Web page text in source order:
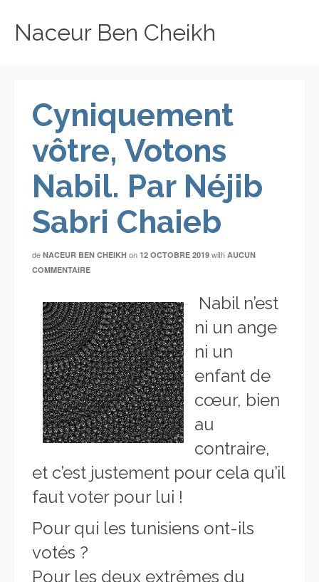
Naceur Ben Cheikh
Cyniquement
vôtre, Votons
Nabil. Par Néjib
Sabri Chaieb
de NACEUR BEN CHEIKH on 12 OCTOBRE 2019 with AUCUN
COMMENTAIRE
Nabil n’est
ni un ange
ni un
enfant de
cœur, bien
au
contraire,
et c’est justement pour cela qu’il
faut voter pour lui !
Pour qui les tunisiens ont-ils
votés ?
Pour les deux extrêmes du